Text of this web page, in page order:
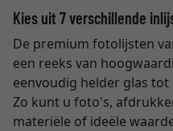
Kies uit 7 verschillende
De premium fotolijsten
een reeks van
eenvoudig helder glas
Zo kunt u foto's,
materiële of ideële